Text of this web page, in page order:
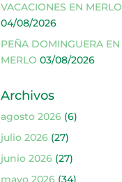
VACACIONES EN MERLO
04/08/2026
PEÑA DOMINGUERA EN
MERLO 03/08/2026
Archivos
agosto 2026(6)
julio 2026(27)
junio 2026(27)
mayo 2026(34)